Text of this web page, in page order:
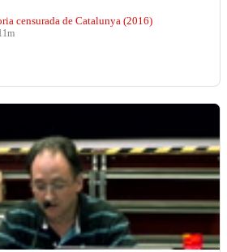
censurada de Catalunya (2016)